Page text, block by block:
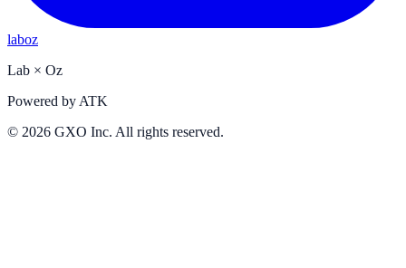
laboz
Lab × Oz
Powered by ATK
© 2026 GXO Inc. All rights reserved.